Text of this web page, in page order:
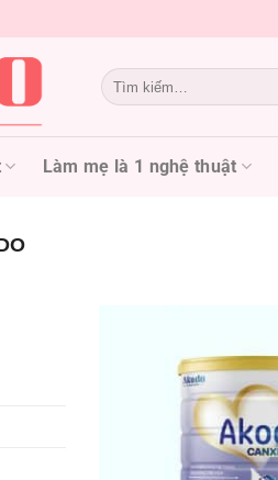
Tìm
kiếm:
Làm mẹ là 1 nghệ thuật